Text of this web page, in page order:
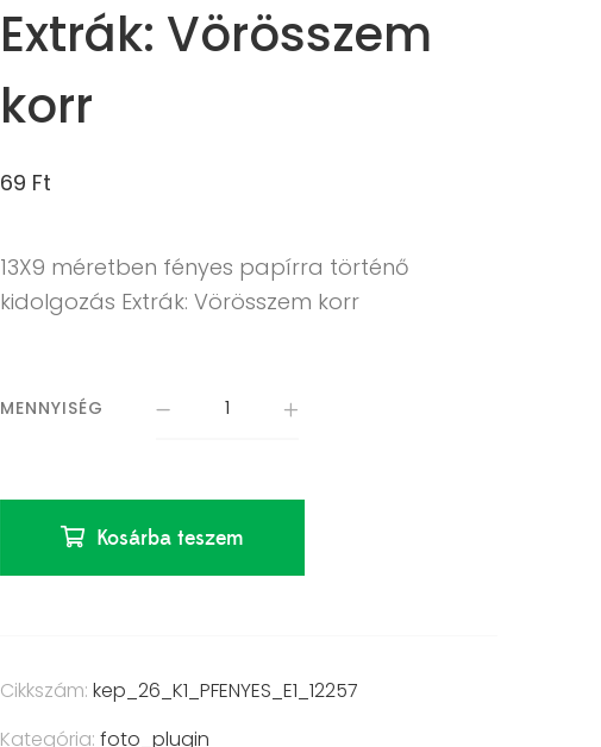
Extrák: Vörösszem
korr
69 Ft
13X9 méretben fényes papírra történő
kidolgozás Extrák: Vörösszem korr
MENNYISÉG
Kosárba teszem
Cikkszám:kep_26_K1_PFENYES_E1_12257
Kategória:foto_plugin